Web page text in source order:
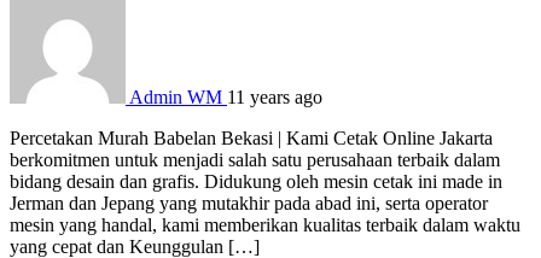
Admin WM 11 years ago
Percetakan Murah Babelan Bekasi | Kami Cetak Online Jakarta
berkomitmen untuk menjadi salah satu perusahaan terbaik dalam
bidang desain dan grafis. Didukung oleh mesin cetak ini made in
Jerman dan Jepang yang mutakhir pada abad ini, serta operator
mesin yang handal, kami memberikan kualitas terbaik dalam waktu
yang cepat dan Keunggulan […]